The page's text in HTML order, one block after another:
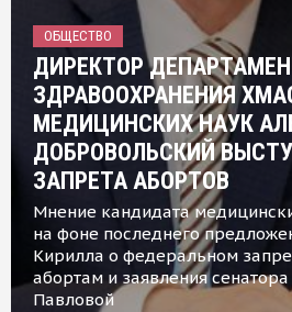
ОБЩЕСТВО
ДИРЕКТОР
ЗДРАВООХРАНЕНИЯ
МЕДИЦИНСКИХ НАУК
ДОБРОВОЛЬСКИЙ
ЗАПРЕТА АБОРТОВ
Мнение кандидата
на фоне последнего
Кирилла о федеральном
абортам и заявления
Павловой